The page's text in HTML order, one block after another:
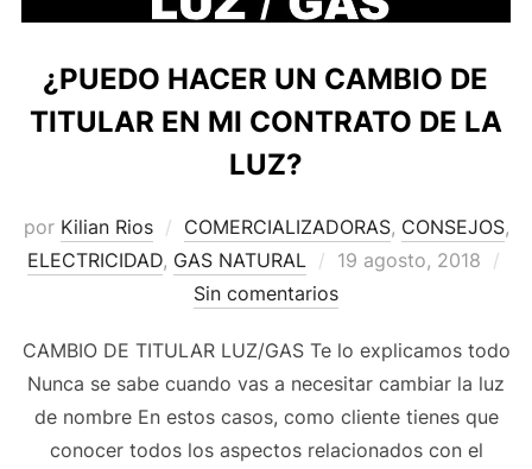
¿PUEDO HACER UN CAMBIO DE
TITULAR EN MI CONTRATO DE LA
LUZ?
por Kilian Rios COMERCIALIZADORAS, CONSEJOS,
ELECTRICIDAD, GAS NATURAL
19 agosto, 2018
Sin comentarios
CAMBIO DE TITULAR LUZ/GAS Te lo explicamos todo
Nunca se sabe cuando vas a necesitar cambiar la luz
de nombre En estos casos, como cliente tienes que
conocer todos los aspectos relacionados con el